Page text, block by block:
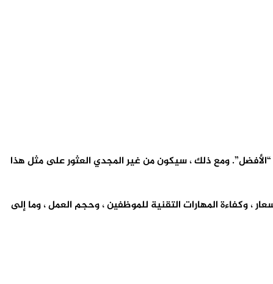
“الأفضل”. ومع ذلك ، سيكون من غير المجدي العثور على مثل هذا
، وكفاءة المهارات التقنية للموظفين ، وحجم العمل ، وما إلى